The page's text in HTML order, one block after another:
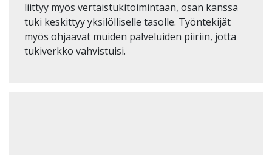
liittyy myös vertaistukitoimintaan, osan kanssa
tuki keskittyy yksilölliselle tasolle. Työntekijät
myös ohjaavat muiden palveluiden piiriin, jotta
tukiverkko vahvistuisi.